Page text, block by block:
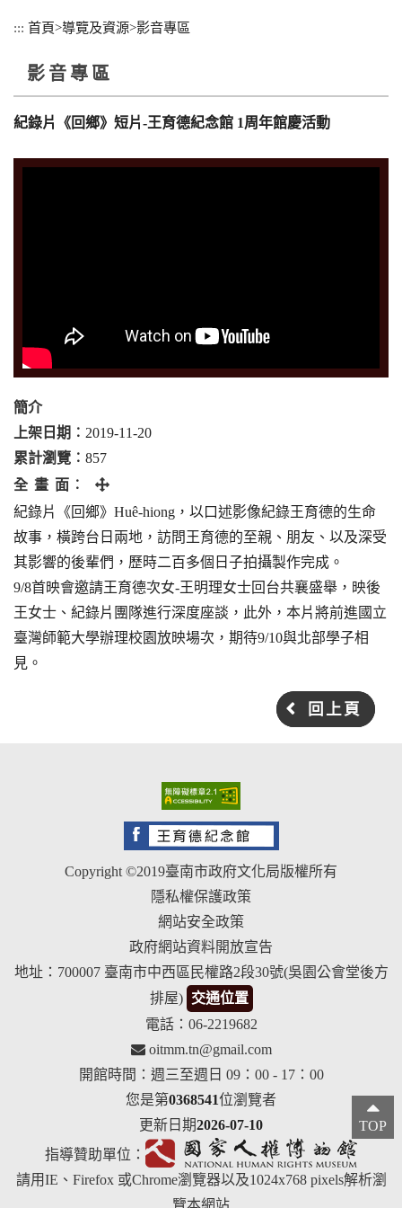
::: 首頁>導覽及資源>影音專區
影音專區
紀錄片《回鄉》短片-王育德紀念館 1周年館慶活動
簡介
上架日期︰ 2019-11-20
累計瀏覽︰ 857
全 畫 面︰
全
畫
面
紀錄片《回鄉》Huê-hiong，以口述影像紀錄王育德的生命
故事，橫跨台日兩地，訪問王育德的至親、朋友、以及深受
其影響的後輩們，歷時二百多個日子拍攝製作完成。
9/8首映會邀請王育德次女-王明理女士回台共襄盛舉，映後
王女士、紀錄片團隊進行深度座談，此外，本片將前進國立
臺灣師範大學辦理校園放映場次，期待9/10與北部學子相
見。
回上頁
Copyright ©2019臺南市政府文化局版權所有
隱私權保護政策
網站安全政策
政府網站資料開放宣告
地址：700007 臺南市中西區民權路2段30號(吳園公會堂後方
排屋) 交通位置
電話：06-2219682
oitmm.tn@gmail.com
開館時間：週三至週日 09：00 - 17：00
您是第0368541位瀏覽者
更新日期2026-07-10
指導贊助單位：
請用IE、Firefox 或Chrome瀏覽器以及1024x768 pixels解析瀏
覽本網站
TOP